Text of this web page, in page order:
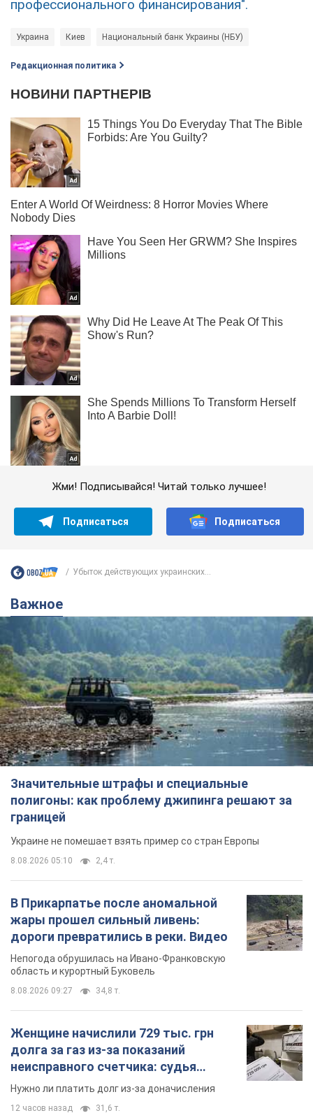
профессионального финансирования".
Украина Киев Национальный банк Украины (НБУ)
Редакционная политика
Жми! Подписывайся! Читай только лучшее!
Подписаться Подписаться
Убыток действующих украинских...
Важное
Значительные штрафы и специальные
полигоны: как проблему джипинга решают за
границей
Украине не помешает взять пример со стран Европы
8.08.2026 05:10 2,4 т.
В Прикарпатье после аномальной
жары прошел сильный ливень:
дороги превратились в реки. Видео
Непогода обрушилась на Ивано-Франковскую
область и курортный Буковель
8.08.2026 09:27 34,8 т.
Женщине начислили 729 тыс. грн
долга за газ из-за показаний
неисправного счетчика: судья
вынес неожиданное решение
Нужно ли платить долг из-за доначисления
12 часов назад 31,6 т.